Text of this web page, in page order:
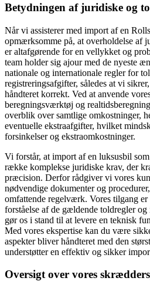
Betydningen af juridiske og
Når vi assisterer med import af en
opmærksomme på, at overholdelse af
er altafgørende for en vellykket og
team holder sig ajour med de nyeste
nationale og internationale regler for
registreringsafgifter, således at vi
håndteret korrekt. Ved at anvende
beregningsværktøj og
overblik over samtlige omkostninger,
eventuelle ekstraafgifter, hvilket
forsinkelser og ekstraomkostninger.
Vi forstår, at import af en luksusbil
række komplekse juridiske krav, der
præcision. Derfor rådgiver vi vores
nødvendige dokumenter og
omfattende regelværk. Vores tilgang er
forståelse af de gældende toldregler
gør os i stand til at levere en teknisk
Med vores ekspertise kan du være
aspekter bliver håndteret med den
understøtter en effektiv og sikker
Oversigt over vores